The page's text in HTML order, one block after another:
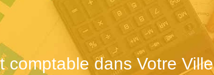
comptable dans Votre Ville